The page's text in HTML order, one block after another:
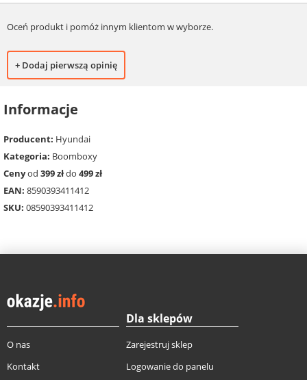
Oceń produkt i pomóż innym klientom w wyborze.
+ Dodaj pierwszą opinię
Informacje
Producent: Hyundai
Kategoria: Boomboxy
Cenyod 399 złdo 499 zł
EAN: 8590393411412
SKU: 08590393411412
O nas
Kontakt
Dla sklepów
Zarejestruj sklep
Logowanie do panelu